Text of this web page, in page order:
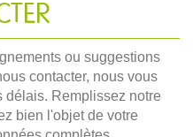
ou suggestions
contacter, nous vous
délais. Remplissez notre
bien l'objet de votre